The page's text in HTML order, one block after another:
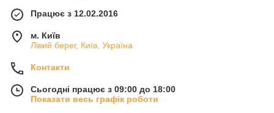
Працює з 12.02.2016
м. Київ
Лівий берег, Київ, Україна
Контакти
Сьогодні працює з 09:00 до 18:00
Показати весь графік роботи